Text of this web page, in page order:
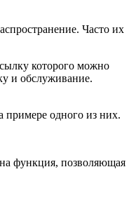
Часто их
которого можно
и обслуживание.
примере одного из них.
функция, позволяющая